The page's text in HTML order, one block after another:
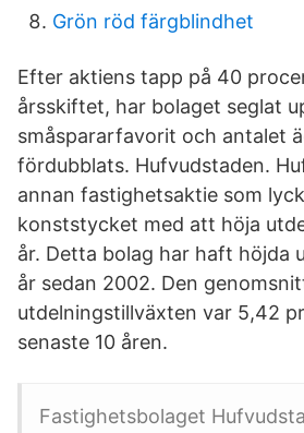
Grön röd färgblindhet
Efter aktiens tapp på 40
årsskiftet, har bolaget seglat
småspararfavorit och antalet
fördubblats. Hufvudstaden.
annan fastighetsaktie som
konststycket med att höja
år. Detta bolag har haft höjda
år sedan 2002. Den
utdelningstillväxten var 5,42
senaste 10 åren.
Fastighetsbolaget